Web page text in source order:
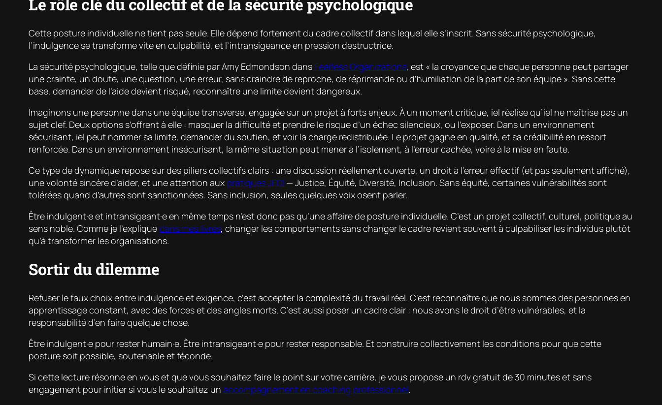
Le rôle clé du collectif et de la sécurité psychologique
Cette posture individuelle ne tient pas seule. Elle dépend fortement du cadre collectif dans lequel elle s’inscrit. Sans sécurité psychologique,
l’indulgence se transforme vite en culpabilité, et l’intransigeance en pression destructrice.
La sécurité psychologique, telle que définie par Amy Edmondson dans Fearless Organizations, est « la croyance que chaque personne peut partager
une crainte, un doute, une question, une erreur, sans craindre de reproche, de réprimande ou d’humiliation de la part de son équipe ». Sans cette
base, demander de l’aide devient risqué, reconnaître une limite devient dangereux.
Imaginons une personne dans une équipe transverse, engagée sur un projet à forts enjeux. À un moment critique, iel réalise qu’iel ne maîtrise pas un
sujet clef. Deux options s’offrent à elle : masquer la difficulté et prendre le risque d’un échec silencieux, ou l’exposer. Dans un environnement
sécurisant, iel peut nommer sa limite, demander du soutien, et voir la charge redistribuée. Le projet gagne en qualité, et sa crédibilité en ressort
renforcée. Dans un environnement insécurisant, la même situation peut mener à l’isolement, à l’erreur cachée, voire à la mise en faute.
Ce type de dynamique repose sur des piliers collectifs clairs : une discussion réellement ouverte, un droit à l’erreur effectif (et pas seulement affiché),
une volonté sincère d’aider, et une attention aux pratiques JEDI — Justice, Équité, Diversité, Inclusion. Sans équité, certaines vulnérabilités sont
tolérées quand d’autres sont sanctionnées. Sans inclusion, seules quelques voix osent parler.
Être indulgent·e et intransigeant·e en même temps n’est donc pas qu’une affaire de posture individuelle. C’est un projet collectif, culturel, politique au
sens noble. Comme je l’expliquedans mes livres, changer les comportements sans changer le cadre revient souvent à culpabiliser les individus plutôt
qu’à transformer les organisations.
Sortir du dilemme
Refuser le faux choix entre indulgence et exigence, c’est accepter la complexité du travail réel. C’est reconnaître que nous sommes des personnes en
apprentissage constant, avec des forces et des angles morts. C’est aussi poser un cadre clair : nous avons le droit d’être vulnérables, et la
responsabilité d’en faire quelque chose.
Être indulgent·e pour rester humain·e. Être intransigeant·e pour rester responsable. Et construire collectivement les conditions pour que cette
posture soit possible, soutenable et féconde.
Si cette lecture résonne en vous et que vous souhaitez faire le point sur votre carrière, je vous propose un rdv gratuit de 30 minutes et sans
engagement pour initier si vous le souhaitez un accompagnement en coaching professionnel.